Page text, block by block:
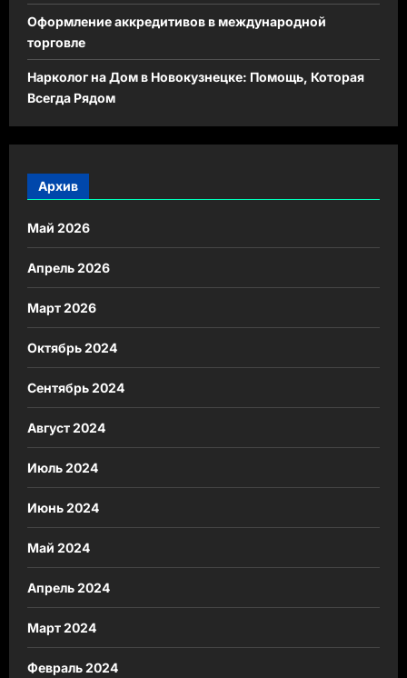
Оформление аккредитивов в международной
торговле
Нарколог на Дом в Новокузнецке: Помощь, Которая
Всегда Рядом
Архив
Май 2026
Апрель 2026
Март 2026
Октябрь 2024
Сентябрь 2024
Август 2024
Июль 2024
Июнь 2024
Май 2024
Апрель 2024
Март 2024
Февраль 2024